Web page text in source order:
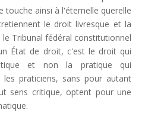
touche ainsi à l'éternelle querelle
le droit livresque et la
le Tribunal fédéral constitutionnel
État de droit, c'est le droit qui
et non la pratique qui
praticiens, sans pour autant
sens critique, optent pour une